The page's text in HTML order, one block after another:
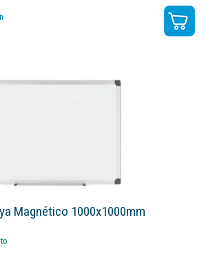
Magnético 1000x1000mm